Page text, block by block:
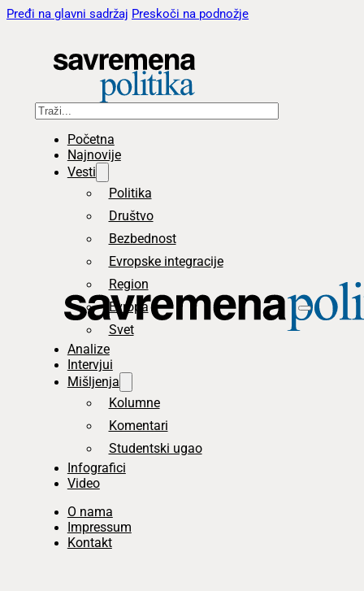
Pređi na glavni sadržaj Preskoči na podnožje
Pretraga
Početna
Najnovije
Vesti
Politika
Društvo
Bezbednost
Evropske integracije
Region
Evropa
Svet
Analize
Intervjui
Mišljenja
Kolumne
Komentari
Studentski ugao
Infografici
Video
O nama
Impressum
Kontakt